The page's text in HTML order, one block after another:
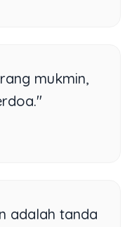
mukmin,
adalah tanda